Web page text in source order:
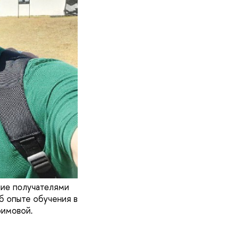
получателями
обучения в